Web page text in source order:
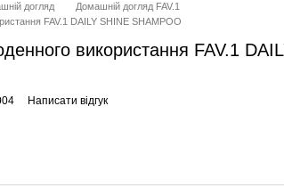
догляд
Домашній догляд FAV.1
FAV.1 DAILY SHINE SHAMPOO
використання FAV.1
Написати відгук